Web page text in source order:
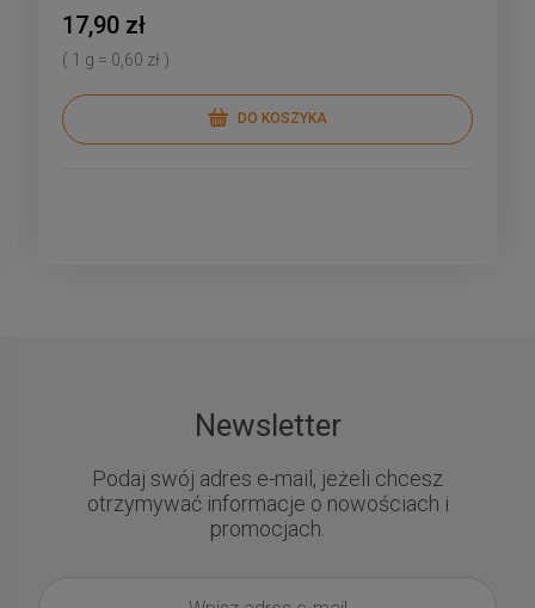
17,90 zł
( 1 g = 0,60 zł )
DO KOSZYKA
Newsletter
Podaj swój adres e-mail, jeżeli chcesz
otrzymywać informacje o nowościach i
promocjach.